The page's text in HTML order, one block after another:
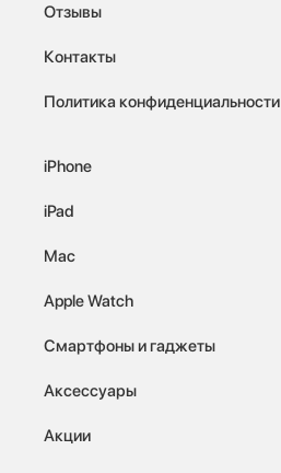
Отзывы
Контакты
Политика конфиденциальности
iPhone
iPad
Mac
Apple Watch
Смартфоны и гаджеты
Аксессуары
Акции